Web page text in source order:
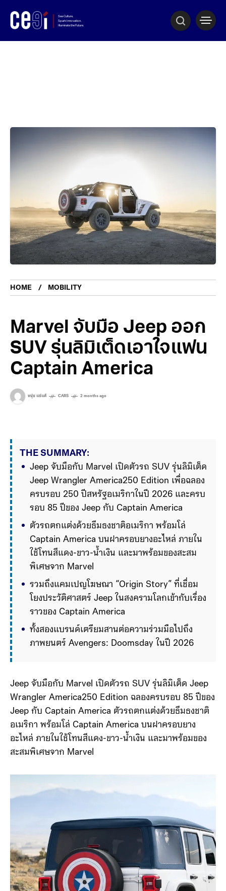
HOME MOBILITY
Marvel จับมือ Jeep ออก
SUV รุ่นลิมิเต็ดเอาใจแฟน
Captain America
หนุ่ย แซ่แต้ CARS 2 months ago
THE SUMMARY:
Jeep จับมือกับ Marvel เปิดตัวรถ SUV รุ่นลิมิเต็ด
Jeep Wrangler America250 Edition เพื่อฉลอง
ครบรอบ 250 ปีสหรัฐอเมริกาในปี 2026 และครบ
รอบ 85 ปีของ Jeep กับ Captain America
ตัวรถตกแต่งด้วยธีมธงชาติอเมริกา พร้อมโล่
Captain America บนฝาครอบยางอะไหล่ ภายใน
ใช้โทนสีแดง-ขาว-น้ำเงิน และมาพร้อมของสะสม
พิเศษจาก Marvel
รวมถึงแคมเปญโฆษณา “Origin Story” ที่เชื่อม
โยงประวัติศาสตร์ Jeep ในสงครามโลกเข้ากับเรื่อง
ราวของ Captain America
ทั้งสองแบรนด์เตรียมสานต่อความร่วมมือไปถึง
ภาพยนตร์ Avengers: Doomsday ในปี 2026
Jeep จับมือกับ Marvel เปิดตัวรถ SUV รุ่นลิมิเต็ด Jeep
Wrangler America250 Edition ฉลองครบรอบ 85 ปีของ
Jeep กับ Captain America ตัวรถตกแต่งด้วยธีมธงชาติ
อเมริกา พร้อมโล่ Captain America บนฝาครอบยาง
อะไหล่ ภายในใช้โทนสีแดง-ขาว-น้ำเงิน และมาพร้อมของ
สะสมพิเศษจาก Marvel